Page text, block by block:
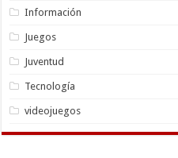
Información
Juegos
Juventud
Tecnología
videojuegos